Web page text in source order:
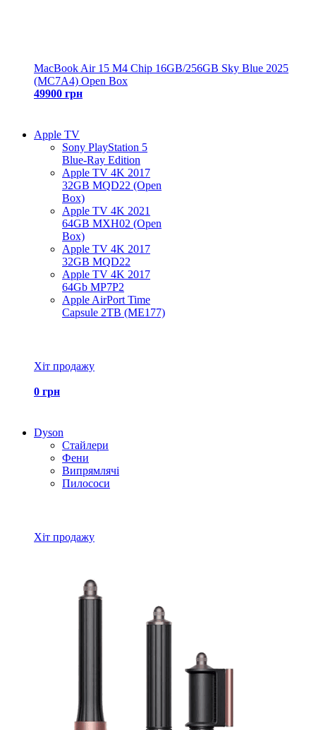
MacBook Air 15 M4 Chip 16GB/256GB Sky Blue 2025
(MC7A4) Open Box
49900 грн
Apple TV
Sony PlayStation 5
Blue-Ray Edition
Apple TV 4K 2017
32GB MQD22 (Open
Box)
Apple TV 4K 2021
64GB MXH02 (Open
Box)
Apple TV 4K 2017
32GB MQD22
Apple TV 4K 2017
64Gb MP7P2
Apple AirPort Time
Capsule 2TB (ME177)
Хіт продажу
0 грн
Dyson
Стайлери
Фени
Випрямлячі
Пилососи
Хіт продажу